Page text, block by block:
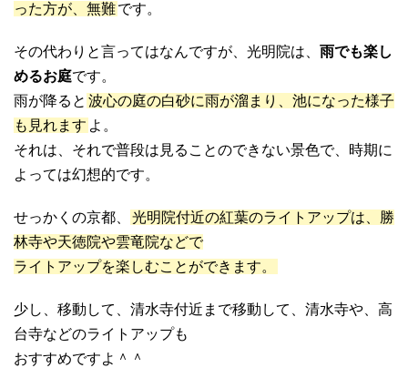
った方が、無難です。
その代わりと言ってはなんですが、光明院は、 雨でも楽し
めるお庭です。
雨が降ると 波心の庭の白砂に雨が溜まり、池になった様子
も見れます よ。
それは、それで普段は見ることのできない景色で、時期に
よっては幻想的です。
せっかくの京都、
光明院付近の紅葉のライトアップは、勝
林寺や天徳院や雲竜院などで
ライトアップを楽しむことができます。
少し、移動して、清水寺付近まで移動して、清水寺や、高
台寺などのライトアップも
おすすめですよ＾＾